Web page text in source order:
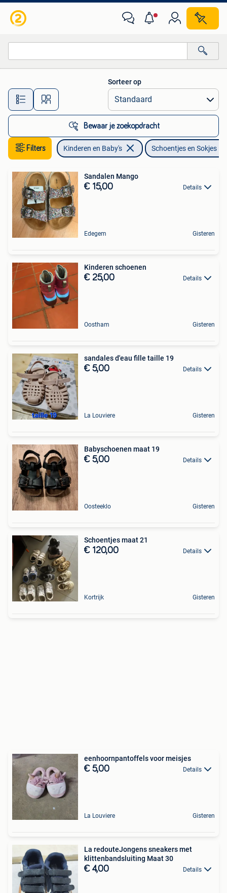
Alle afstanden…
Sorteer op
Bewaar je zoekopdracht
Filters Kinderen en Baby's Schoentjes en Sokjes
Sandalen Mango
€ 15,00 Details
Edegem Gisteren
Kinderen schoenen
€ 25,00 Details
Oostham Gisteren
sandales d'eau fille taille 19
€ 5,00 Details
La Louviere Gisteren
Babyschoenen maat 19
€ 5,00 Details
Oosteeklo Gisteren
Schoentjes maat 21
€ 120,00 Details
Kortrijk Gisteren
eenhoornpantoffels voor meisjes
€ 5,00 Details
La Louviere Gisteren
La redouteJongens sneakers met
klittenbandsluiting Maat 30
€ 4,00 Details